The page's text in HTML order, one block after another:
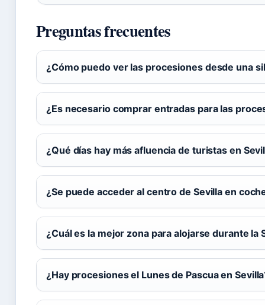
Preguntas frecuentes
¿Cómo puedo ver las procesiones desde una
¿Es necesario comprar entradas para las
¿Qué días hay más afluencia de turistas en
¿Se puede acceder al centro de Sevilla en
¿Cuál es la mejor zona para alojarse durante la
¿Hay procesiones el Lunes de Pascua en